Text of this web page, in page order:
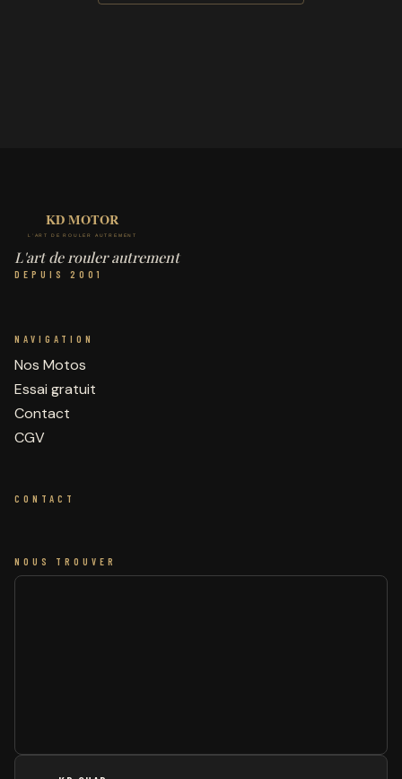
L'art de rouler autrement
DEPUIS 2001
NAVIGATION
Nos Motos
Essai gratuit
Contact
CGV
CONTACT
NOUS TROUVER